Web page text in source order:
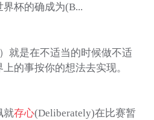
杯的确成为(B...
就是在不适当的时候做不适
的事按你的想法去实现。
就存心(Deliberately)在比赛暂